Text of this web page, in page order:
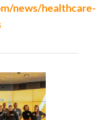
news/healthcare-